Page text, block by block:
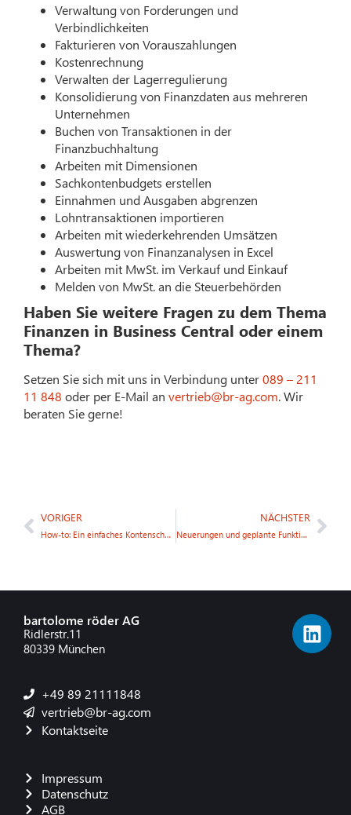
Verwaltung von Forderungen und
Verbindlichkeiten
Fakturieren von Vorauszahlungen
Kostenrechnung
Verwalten der Lagerregulierung
Konsolidierung von Finanzdaten aus mehreren
Unternehmen
Buchen von Transaktionen in der
Finanzbuchhaltung
Arbeiten mit Dimensionen
Sachkontenbudgets erstellen
Einnahmen und Ausgaben abgrenzen
Lohntransaktionen importieren
Arbeiten mit wiederkehrenden Umsätzen
Auswertung von Finanzanalysen in Excel
Arbeiten mit MwSt. im Verkauf und Einkauf
Melden von MwSt. an die Steuerbehörden
Haben Sie weitere Fragen zu dem Thema
Finanzen in Business Central oder einem
Thema?
Setzen Sie sich mit uns in Verbindung unter089 – 211
11 848 oder per E-Mail anvertrieb@br-ag.com. Wir
beraten Sie gerne!
VORIGER NÄCHSTER
bartolome röder AG
Ridlerstr.11
80339 München
+49 89 21111848
vertrieb@br-ag.com
Kontaktseite
Impressum
Datenschutz
AGB